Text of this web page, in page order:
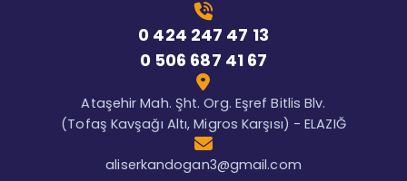
0 424 247 47 13
0 506 687 41 67
Ataşehir Mah. Şht. Org. Eşref Bitlis Blv.
(Tofaş Kavşağı Altı, Migros Karşısı) - ELAZIĞ
aliserkandogan3@gmail.com